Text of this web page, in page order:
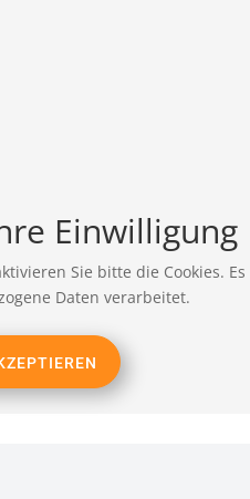
Einwilligung
Sie bitte die Cookies. Es
Daten verarbeitet.